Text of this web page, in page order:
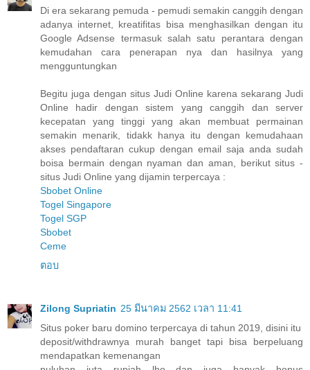
Di era sekarang pemuda - pemudi semakin canggih dengan
adanya internet, kreatifitas bisa menghasilkan dengan itu
Google Adsense termasuk salah satu perantara dengan
kemudahan cara penerapan nya dan hasilnya yang
mengguntungkan
Begitu juga dengan situs Judi Online karena sekarang Judi
Online hadir dengan sistem yang canggih dan server
kecepatan yang tinggi yang akan membuat permainan
semakin menarik, tidakk hanya itu dengan kemudahaan
akses pendaftaran cukup dengan email saja anda sudah
boisa bermain dengan nyaman dan aman, berikut situs -
situs Judi Online yang dijamin terpercaya :
Sbobet Online
Togel Singapore
Togel SGP
Sbobet
Ceme
ตอบ
Zilong Supriatin 25 มีนาคม 2562 เวลา 11:41
Situs poker baru domino terpercaya di tahun 2019, disini itu
deposit/withdrawnya murah banget tapi bisa berpeluang
mendapatkan kemenangan